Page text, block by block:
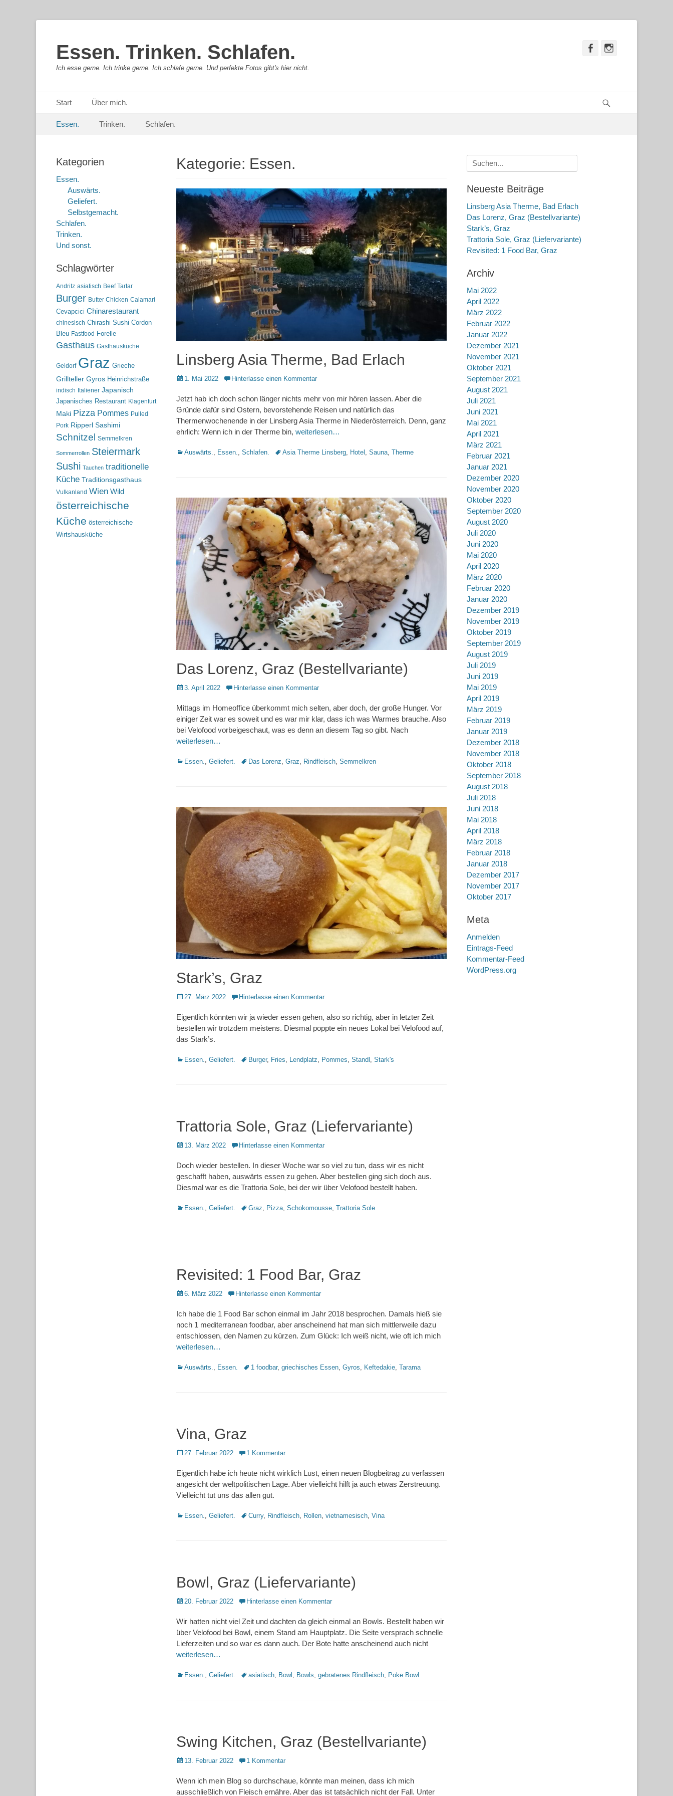
Essen. Trinken. Schlafen.
Ich esse gerne. Ich trinke gerne. Ich schlafe gerne. Und perfekte Fotos gibt's hier nicht.
Facebook
Primäres Menü
zum
Start Über mich.
Sekundär-Menü
zum
Essen. Trinken. Schlafen.
Kategorie: Essen.
Linsberg Asia Therme, Bad Erlach
Posted
1. Mai 2022 Hinterlasse einen Kommentar
Jetzt hab ich doch schon länger nichts mehr von mir hören lassen. Aber die
Gründe dafür sind Ostern, bevorstehende Reisen und natürlich das
Thermenwochenende in der Linsberg Asia Therme in Niederösterreich. Denn, ganz
ehrlich: Wenn ich in der Therme bin, weiterlesen…
Kategorien
Auswärts. Essen. Schlafen. Schlagworte
Asia Therme Linsberg Hotel Sauna Therme
Das Lorenz, Graz (Bestellvariante)
Posted
3. April 2022 Hinterlasse einen Kommentar
Mittags im Homeoffice überkommt mich selten, aber doch, der große Hunger. Vor
einiger Zeit war es soweit und es war mir klar, dass ich was Warmes brauche. Also
bei Velofood vorbeigeschaut, was es denn an diesem Tag so gibt. Nach
weiterlesen…
Kategorien
Essen. Geliefert. Schlagworte
Das Lorenz Graz Rindfleisch Semmelkren
Stark’s, Graz
Posted
27. März 2022 Hinterlasse einen Kommentar
Eigentlich könnten wir ja wieder essen gehen, also so richtig, aber in letzter Zeit
bestellen wir trotzdem meistens. Diesmal poppte ein neues Lokal bei Velofood auf,
das Stark’s.
Kategorien
Essen. Geliefert. Schlagworte
Burger, Fries Lendplatz Pommes Standl Stark's
Trattoria Sole, Graz (Liefervariante)
Posted
13. März 2022 Hinterlasse einen Kommentar
Doch wieder bestellen. In dieser Woche war so viel zu tun, dass wir es nicht
geschafft haben, auswärts essen zu gehen. Aber bestellen ging sich doch aus.
Diesmal war es die Trattoria Sole, bei der wir über Velofood bestellt haben.
Kategorien
Essen. Geliefert. Schlagworte
Graz Pizza Schokomousse Trattoria Sole
Revisited: 1 Food Bar, Graz
Posted
6. März 2022 Hinterlasse einen Kommentar
Ich habe die 1 Food Bar schon einmal im Jahr 2018 besprochen. Damals hieß sie
noch 1 mediterranean foodbar, aber anscheinend hat man sich mittlerweile dazu
entschlossen, den Namen zu kürzen. Zum Glück: Ich weiß nicht, wie oft ich mich
weiterlesen…
Kategorien
Auswärts. Essen. Schlagworte
1 foodbar, griechisches Essen Gyros Keftedakie Tarama
Vina, Graz
Posted
27. Februar 2022 1 Kommentar
Eigentlich habe ich heute nicht wirklich Lust, einen neuen Blogbeitrag zu verfassen
angesicht der weltpolitischen Lage. Aber vielleicht hilft ja auch etwas Zerstreuung.
Vielleicht tut uns das allen gut.
Kategorien
Essen. Geliefert. Schlagworte
Curry, Rindfleisch Rollen vietnamesisch Vina
Bowl, Graz (Liefervariante)
Posted
20. Februar 2022 Hinterlasse einen Kommentar
Wir hatten nicht viel Zeit und dachten da gleich einmal an Bowls. Bestellt haben wir
über Velofood bei Bowl, einem Stand am Hauptplatz. Die Seite versprach schnelle
Lieferzeiten und so war es dann auch. Der Bote hatte anscheinend auch nicht
weiterlesen…
Kategorien
Essen. Geliefert. Schlagworte
asiatisch Bowl Bowls gebratenes Rindfleisch Poke Bowl
Swing Kitchen, Graz (Bestellvariante)
Posted
13. Februar 2022 1 Kommentar
Wenn ich mein Blog so durchschaue, könnte man meinen, dass ich mich
ausschließlich von Fleisch ernähre. Aber das ist tatsächlich nicht der Fall. Unter
Suche
nach:
Neueste Beiträge
Linsberg Asia Therme, Bad Erlach
Das Lorenz, Graz (Bestellvariante)
Stark’s, Graz
Trattoria Sole, Graz (Liefervariante)
Revisited: 1 Food Bar, Graz
Archiv
Mai 2022
April 2022
März 2022
Februar 2022
Januar 2022
Dezember 2021
November 2021
Oktober 2021
September 2021
August 2021
Juli 2021
Juni 2021
Mai 2021
April 2021
März 2021
Februar 2021
Januar 2021
Dezember 2020
November 2020
Oktober 2020
September 2020
August 2020
Juli 2020
Juni 2020
Mai 2020
April 2020
März 2020
Februar 2020
Januar 2020
Dezember 2019
November 2019
Oktober 2019
September 2019
August 2019
Juli 2019
Juni 2019
Mai 2019
April 2019
März 2019
Februar 2019
Januar 2019
Dezember 2018
November 2018
Oktober 2018
September 2018
August 2018
Juli 2018
Juni 2018
Mai 2018
April 2018
März 2018
Februar 2018
Januar 2018
Dezember 2017
November 2017
Oktober 2017
Meta
Anmelden
Eintrags-Feed
Kommentar-Feed
WordPress.org
Kategorien
Essen.
Auswärts.
Geliefert.
Selbstgemacht.
Schlafen.
Trinken.
Und sonst.
Schlagwörter
Andritz asiatisch Beef Tartar
Burger Butter Chicken Calamari
Cevapcici Chinarestaurant
chinesisch Chirashi Sushi Cordon
Bleu Fastfood Forelle
Gasthaus Gasthausküche
Geidorf Graz Grieche
Grillteller Gyros Heinrichstraße
indisch Italiener Japanisch
Japanisches Restaurant Klagenfurt
Maki Pizza Pommes Pulled
Pork Ripperl Sashimi
Schnitzel Semmelkren
Sommerrollen Steiermark
Sushi Tauchen traditionelle
Küche Traditionsgasthaus
Vulkanland Wien Wild
österreichische
Küche österreichische
Wirtshausküche